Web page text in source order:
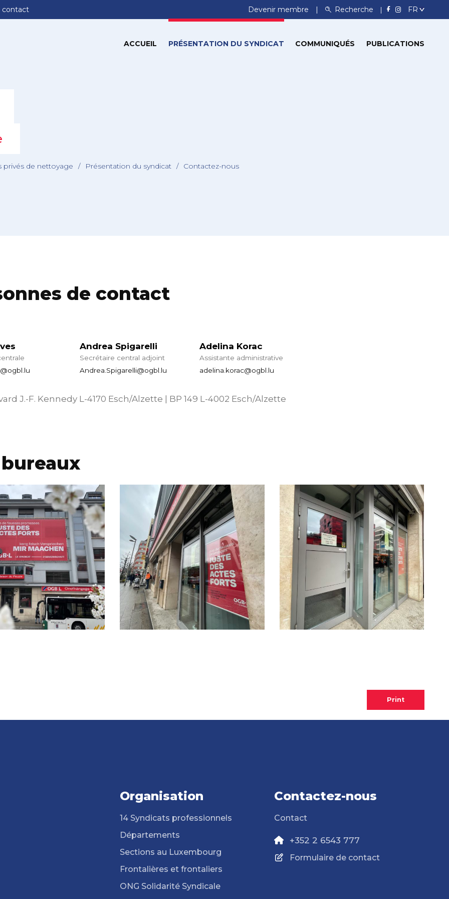
contact Devenir membre Recherche
ACCUEIL PRÉSENTATION DU SYNDICAT COMMUNIQUÉS PUBLICATIONS
privés de nettoyage / Présentation du syndicat / Contactez-nous
de contact
Andrea Spigarelli
Secrétaire central adjoint
Andrea.Spigarelli@ogbl.lu
Adelina Korac
Assistante administrative
adelina.korac@ogbl.lu
J.-F. Kennedy L-4170 Esch/Alzette | BP 149 L-4002 Esch/Alzette
Print
Organisation
14 Syndicats professionnels
Départements
Sections au Luxembourg
Frontalières et frontaliers
ONG Solidarité Syndicale
Contactez-nous
Contact
+352 2 6543 777
Formulaire de contact